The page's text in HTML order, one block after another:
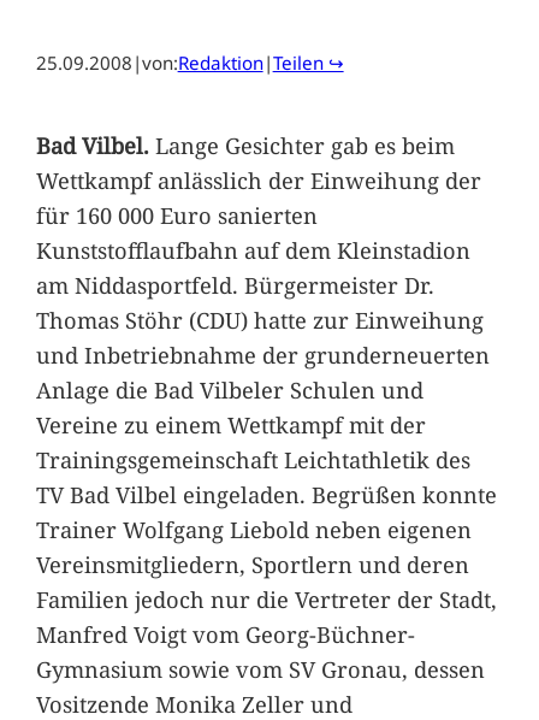
25.09.2008 |von:Redaktion|Teilen ↪
Bad Vilbel.Lange Gesichter gab es beim
Wettkampf anlässlich der Einweihung der
für 160 000 Euro sanierten
Kunststofflaufbahn auf dem Kleinstadion
am Niddasportfeld. Bürgermeister Dr.
Thomas Stöhr (CDU) hatte zur Einweihung
und Inbetriebnahme der grunderneuerten
Anlage die Bad Vilbeler Schulen und
Vereine zu einem Wettkampf mit der
Trainingsgemeinschaft Leichtathletik des
TV Bad Vilbel eingeladen. Begrüßen konnte
Trainer Wolfgang Liebold neben eigenen
Vereinsmitgliedern, Sportlern und deren
Familien jedoch nur die Vertreter der Stadt,
Manfred Voigt vom Georg-Büchner-
Gymnasium sowie vom SV Gronau, dessen
Vositzende Monika Zeller und